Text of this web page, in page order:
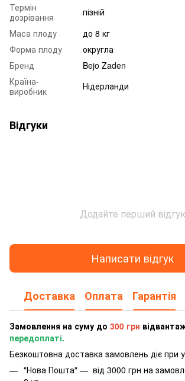
Термін
дозрівання
пізній
Маса плоду
до 8 кг
Форма плоду
округла
Бренд
Bejo Zaden
Країна-
виробник
Нідерланди
Відгуки
Додайте перший відгук
Написати відгук
Доставка Оплата Гарантія
Замовлення на суму до 300 грн
передоплаті.
Безкоштовна доставка замовлень діє при
"Нова Пошта" — від 3000 грн на